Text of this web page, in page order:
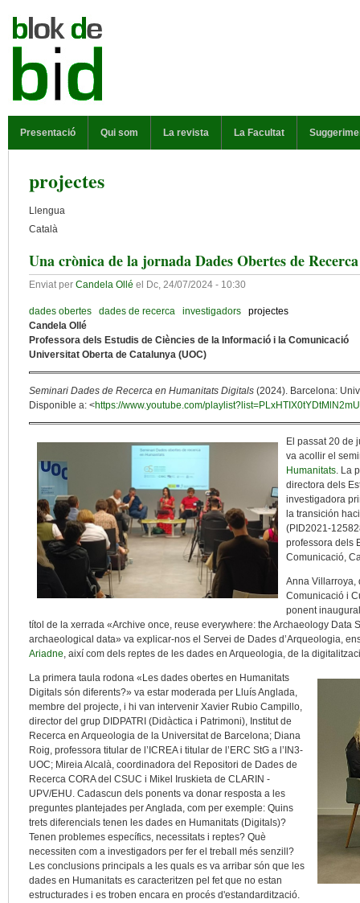
Presentació Qui som La revista La Facultat
projectes
Llengua
Català
Una crònica de la jornada Dades Obertes de
Enviat per Candela Ollé el Dc, 24/07/2024 - 10:30
dades obertes dades de recerca investigadors
projectes
Candela Ollé
Professora dels Estudis de Ciències de la Informació i la Comunicació
Universitat Oberta de Catalunya (UOC)
Seminari Dades de Recerca en Humanitats Digitals (2024). Barcelona:
Disponible a: <https://www.youtube.com/
El passat 20 de
va acollir el
Humanitats. La
directora dels
investigadora
la transición
(PID2021-
professora dels
Comunicació,
Anna Villarroya,
Comunicació i
ponent
títol de la xerrada «Archive once, reuse everywhere: the Archaeology Data
archaeological data» va explicar-nos el Servei de Dades d’Arqueologia,
Ariadne, així com dels reptes de les dades en Arqueologia, de la
La primera taula rodona «Les dades obertes en Humanitats
Digitals són diferents?» va estar moderada per Lluís Anglada,
membre del projecte, i hi van intervenir Xavier Rubio Campillo,
director del grup DIDPATRI (Didàctica i Patrimoni), Institut de
Recerca en Arqueologia de la Universitat de Barcelona; Diana
Roig, professora titular de l’ICREA i titular de l’ERC StG a l’IN3-
UOC; Mireia Alcalà, coordinadora del Repositori de Dades de
Recerca CORA del CSUC i Mikel Iruskieta de CLARIN -
UPV/EHU. Cadascun dels ponents va donar resposta a les
preguntes plantejades per Anglada, com per exemple: Quins
trets diferencials tenen les dades en Humanitats (Digitals)?
Tenen problemes específics, necessitats i reptes? Què
necessiten com a investigadors per fer el treball més senzill?
Les conclusions principals a les quals es va arribar són que les
dades en Humanitats es caracteritzen pel fet que no estan
estructurades i es troben encara en procés d'estandardització.